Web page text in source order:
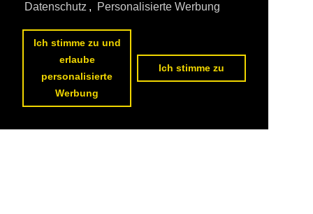
Datenschutz , Personalisierte Werbung
Ich stimme zu und
erlaube
personalisierte
Werbung
Ich stimme zu